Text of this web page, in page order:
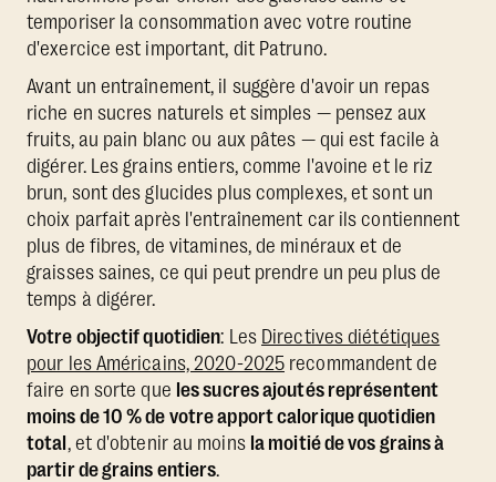
temporiser la consommation avec votre routine
d'exercice est important, dit Patruno.
Avant un entraînement, il suggère d'avoir un repas
riche en sucres naturels et simples — pensez aux
fruits, au pain blanc ou aux pâtes — qui est facile à
digérer. Les grains entiers, comme l'avoine et le riz
brun, sont des glucides plus complexes, et sont un
choix parfait après l'entraînement car ils contiennent
plus de fibres, de vitamines, de minéraux et de
graisses saines, ce qui peut prendre un peu plus de
temps à digérer.
Votre objectif quotidien: Les Directives diététiques
pour les Américains, 2020-2025 recommandent de
faire en sorte que les sucres ajoutés représentent
moins de 10 % de votre apport calorique quotidien
total, et d'obtenir au moins la moitié de vos grains à
partir de grains entiers.